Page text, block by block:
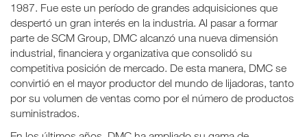
1987. Fue este un período de grandes adquisiciones que
despertó un gran interés en la industria. Al pasar a formar
parte de SCM Group, DMC alcanzó una nueva dimensión
industrial, financiera y organizativa que consolidó su
competitiva posición de mercado. De esta manera, DMC se
convirtió en el mayor productor del mundo de lijadoras, tanto
por su volumen de ventas como por el número de productos
suministrados.